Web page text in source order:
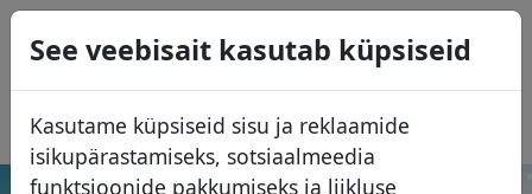
See veebisait kasutab küpsiseid
Kasutame küpsiseid sisu ja reklaamide
isikupärastamiseks, sotsiaalmeedia
funktsioonide pakkumiseks ja liikluse
USD
EUR
GBP
Español
Français